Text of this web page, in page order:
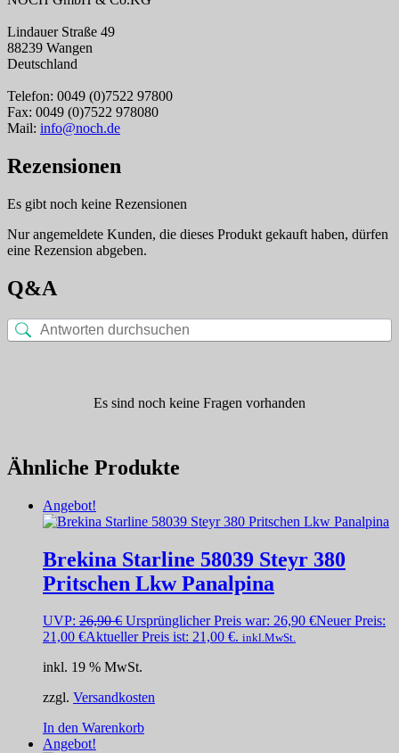
Lindauer Straße 49
88239 Wangen
Deutschland
Telefon: 0049 (0)7522 97800
Fax: 0049 (0)7522 978080
Mail: info@noch.de
Rezensionen
Es gibt noch keine Rezensionen
Nur angemeldete Kunden, die dieses Produkt gekauft haben, dürfen
eine Rezension abgeben.
Q&A
Es sind noch keine Fragen vorhanden
Ähnliche Produkte
Angebot!
Brekina Starline 58039 Steyr 380
Pritschen Lkw Panalpina
UVP: 26,90€ Ursprünglicher Preis war: 26,90 €Neuer Preis:
21,00 €Aktueller Preis ist: 21,00 €. inkl.MwSt.
inkl. 19 % MwSt.
zzgl. Versandkosten
In den Warenkorb
Angebot!